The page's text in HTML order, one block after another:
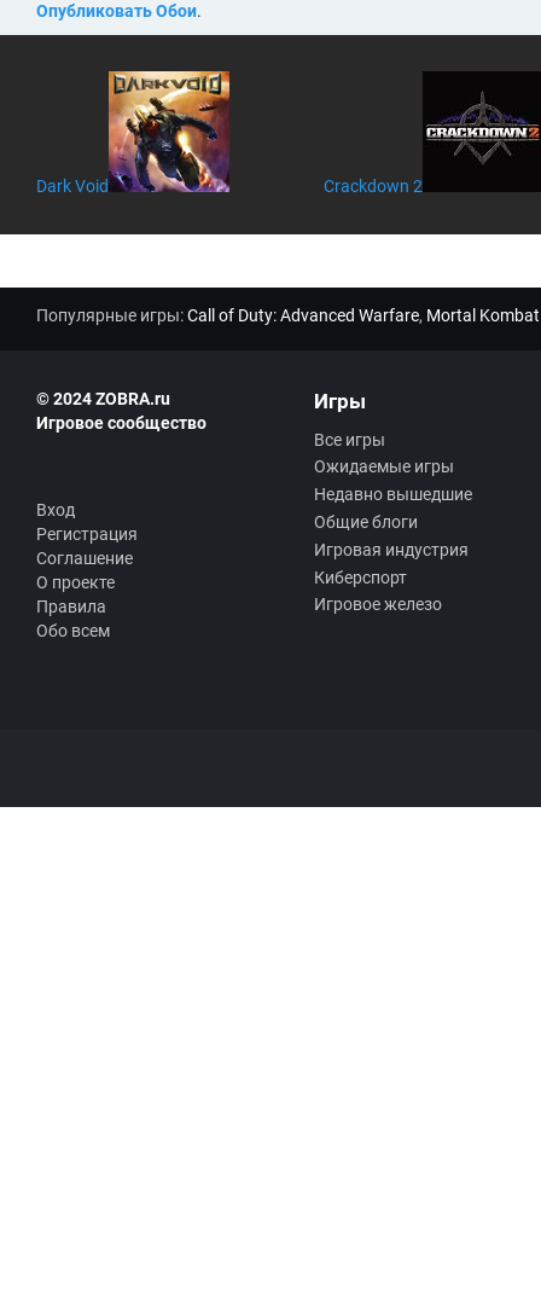
Опубликовать Обои.
Dark Void Crackdown 2
Популярные игры:Call of Duty: Advanced Warfare, Mortal
© 2024 ZOBRA.ru
Игровое сообщество
Вход
Регистрация
Соглашение
О проекте
Правила
Обо всем
Игры
Все игры
Ожидаемые игры
Недавно вышедшие
Общие блоги
Игровая индустрия
Киберспорт
Игровое железо